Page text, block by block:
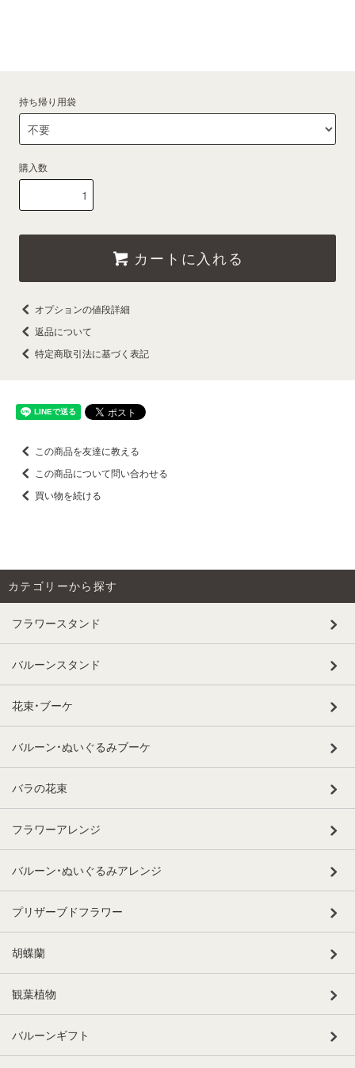
持ち帰り用袋
購入数
カートに入れる
オプションの値段詳細
返品について
特定商取引法に基づく表記
この商品を友達に教える
この商品について問い合わせる
買い物を続ける
カテゴリーから探す
フラワースタンド
バルーンスタンド
花束・ブーケ
バルーン・ぬいぐるみブーケ
バラの花束
フラワーアレンジ
バルーン・ぬいぐるみアレンジ
プリザーブドフラワー
胡蝶蘭
観葉植物
バルーンギフト